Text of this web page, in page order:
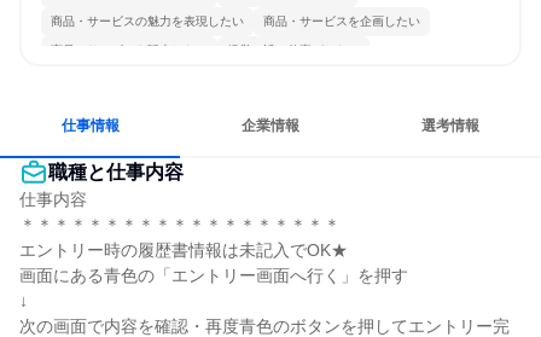
商品・サービスの魅力を表現したい 商品・サービスを企画したい
商品・サービスを販売したい 経営に近い仕事がしたい
仕事情報 企業情報 選考情報
職種と仕事内容
仕事内容
＊＊＊＊＊＊＊＊＊＊＊＊＊＊＊＊＊＊＊
エントリー時の履歴書情報は未記入でOK★
画面にある青色の「エントリー画面へ行く」を押す
↓
次の画面で内容を確認・再度青色のボタンを押してエントリー完